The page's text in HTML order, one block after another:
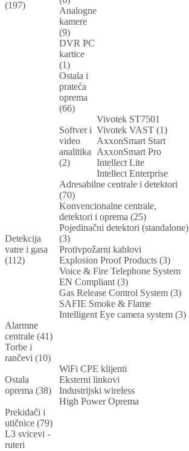
(197)
Analogne
kamere
(9)
DVR PC
kartice
(1)
Ostala i
prateća
oprema
(66)
Softver i
video
analitika
(2)
Vivotek ST7501
Vivotek VAST (1)
AxxonSmart Start
AxxonSmart Pro
Intellect Lite
Intellect Enterprise
Detekcija
vatre i gasa
(112)
Adresabilne centrale i detektori
(70)
Konvencionalne centrale,
detektori i oprema (25)
Pojedinačni detektori (standalone)
(3)
Protivpožarni kablovi
Explosion Proof Products (3)
Voice & Fire Telephone System
EN Compliant (3)
Gas Release Control System (3)
SAFIE Smoke & Flame
Intelligent Eye camera system (3)
Alarmne
centrale (41)
Torbe i
rančevi (10)
Ostala
oprema (38)
WiFi CPE klijenti
Eksterni linkovi
Industrijski wireless
High Power Oprema
Prekidači i
utičnice (79)
L3 svicevi -
ruteri